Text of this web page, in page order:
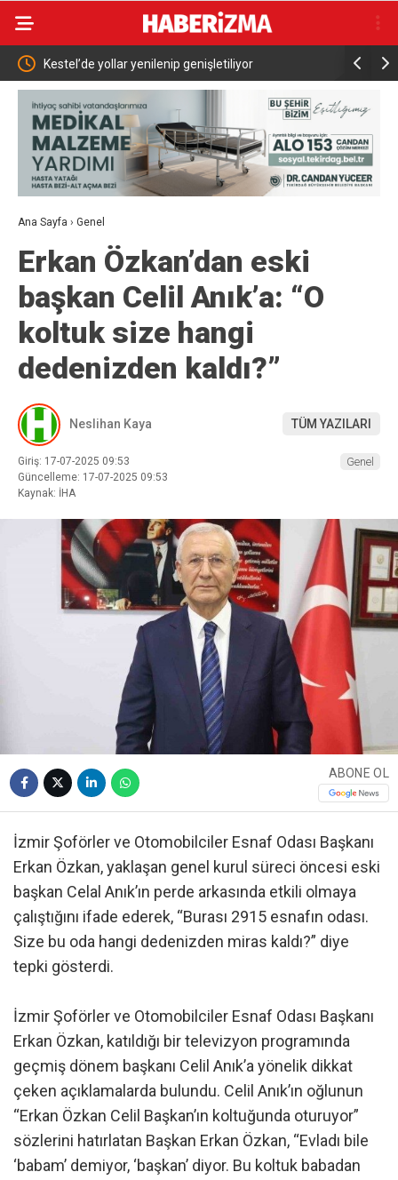
Kestel’de yollar yenilenip genişletiliyor
İçin
Ana Sayfa › Genel
Erkan Özkan’dan eski
başkan Celil Anık’a: “O
koltuk size hangi
dedenizden kaldı?”
Neslihan Kaya TÜM YAZILARI
Giriş: 17-07-2025 09:53
Güncelleme: 17-07-2025 09:53
Kaynak: İHA
Genel
ABONE OL
İzmir Şoförler ve Otomobilciler Esnaf Odası Başkanı
Erkan Özkan, yaklaşan genel kurul süreci öncesi eski
başkan Celal Anık’ın perde arkasında etkili olmaya
çalıştığını ifade ederek, “Burası 2915 esnafın odası.
Size bu oda hangi dedenizden miras kaldı?” diye
tepki gösterdi.
İzmir Şoförler ve Otomobilciler Esnaf Odası Başkanı
Erkan Özkan, katıldığı bir televizyon programında
geçmiş dönem başkanı Celil Anık’a yönelik dikkat
çeken açıklamalarda bulundu. Celil Anık’ın oğlunun
“Erkan Özkan Celil Başkan’ın koltuğunda oturuyor”
sözlerini hatırlatan Başkan Erkan Özkan, “Evladı bile
‘babam’ demiyor, ‘başkan’ diyor. Bu koltuk babadan